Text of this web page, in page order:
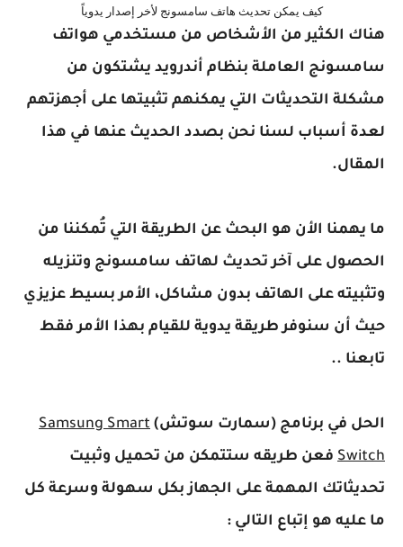
كيف يمكن تحديث هاتف سامسونج لأخر إصدار يدوياً
هناك الكثير من الأشخاص من مستخدمي هواتف
سامسونج العاملة بنظام أندرويد يشتكون من
مشكلة التحديثات التي يمكنهم تثبيتها على أجهزتهم
لعدة أسباب لسنا نحن بصدد الحديث عنها في هذا
المقال.
ما يهمنا الأن هو البحث عن الطريقة التي تُمكننا من
الحصول على آخر تحديث لهاتف سامسونج وتنزيله
وتثبيته على الهاتف بدون مشاكل، الأمر بسيط عزيزي
حيث أن سنوفر طريقة يدوية للقيام بهذا الأمر فقط
تابعنا ..
الحل في برنامج (سمارت سوتش) Samsung Smart
Switch فعن طريقه ستتمكن من تحميل وثبيت
تحديثاتك المهمة على الجهاز بكل سهولة وسرعة كل
ما عليه هو إتباع التالي :